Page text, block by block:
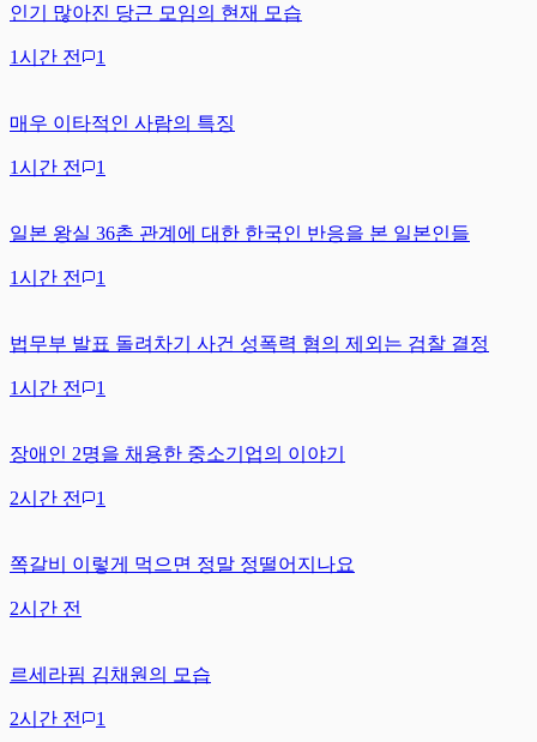
인기 많아진 당근 모임의 현재 모습
1시간 전 1
매우 이타적인 사람의 특징
1시간 전 1
일본 왕실 36촌 관계에 대한 한국인 반응을 본 일본인들
1시간 전 1
법무부 발표 돌려차기 사건 성폭력 혐의 제외는 검찰 결정
1시간 전 1
장애인 2명을 채용한 중소기업의 이야기
2시간 전 1
쪽갈비 이렇게 먹으면 정말 정떨어지나요
2시간 전
르세라핌 김채원의 모습
2시간 전 1